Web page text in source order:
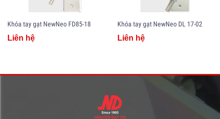
Khóa tay gạt NewNeo FD85-18
Liên hệ
Khóa tay gạt NewNeo DL 17-02
Liên hệ